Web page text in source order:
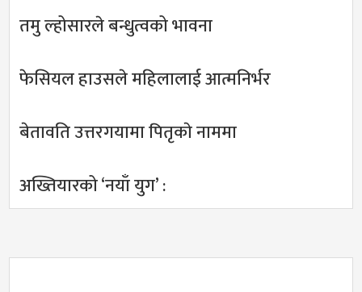
तमु ल्होसारले बन्धुत्वको भावना
फेसियल हाउसले महिलालाई आत्मनिर्भर
बेतावति उत्तरगयामा पितृकाे नाममा
अख्तियारको ‘नयाँ युग’ :